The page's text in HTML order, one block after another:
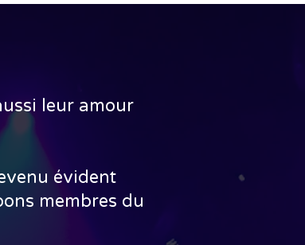
leur amour
évident
membres du